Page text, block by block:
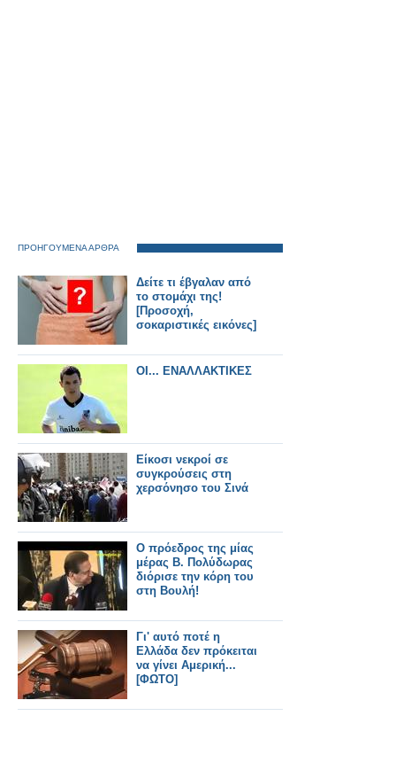
ΠΡΟΗΓΟΥΜΕΝΑ ΑΡΘΡΑ
Δείτε τι έβγαλαν από
το στομάχι της!
[Προσοχή,
σοκαριστικές εικόνες]
ΟΙ... ΕΝΑΛΛΑΚΤΙΚΕΣ
Είκοσι νεκροί σε
συγκρούσεις στη
χερσόνησο του Σινά
Ο πρόεδρος της μίας
μέρας Β. Πολύδωρας
διόρισε την κόρη του
στη Βουλή!
Γι' αυτό ποτέ η
Ελλάδα δεν πρόκειται
να γίνει Αμερική...
[ΦΩΤΟ]